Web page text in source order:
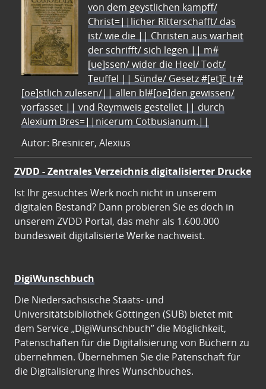
von dem geystlichen kampff/
Christ=||licher Ritterschafft/ das
ist/ wie die || Christen aus warheit
der schrifft/ sich legen || m#
[ue]ssen/ wider die Heel/ Todt/
Teuffel || Sünde/ Gesetz #[et]c̃ tr#
[oe]stlich zulesen/|| allen bl#[oe]den gewissen/
vorfasset || vnd Reymweis gestellet || durch
Alexium Bres=||nicerum Cotbusianum.||
Autor: Bresnicer, Alexius
ZVDD - Zentrales Verzeichnis digitalisierter Drucke
Ist Ihr gesuchtes Werk noch nicht in unserem
digitalen Bestand? Dann probieren Sie es doch in
unserem ZVDD Portal, das mehr als 1.600.000
bundesweit digitalisierte Werke nachweist.
DigiWunschbuch
Die Niedersächsische Staats- und
Universitätsbibliothek Göttingen (SUB) bietet mit
dem Service „DigiWunschbuch” die Möglichkeit,
Patenschaften für die Digitalisierung von Büchern zu
übernehmen. Übernehmen Sie die Patenschaft für
die Digitalisierung Ihres Wunschbuches.